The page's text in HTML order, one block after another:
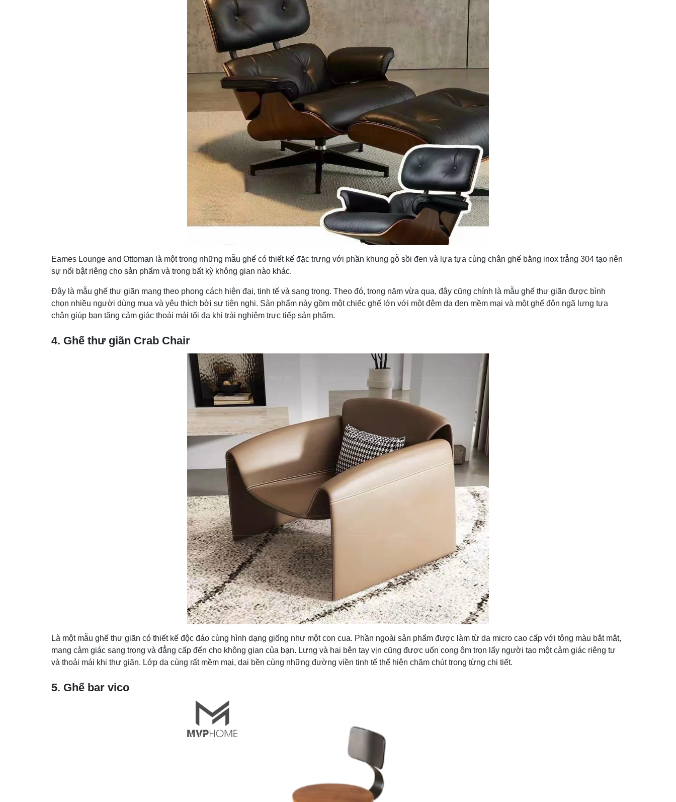
Eames Lounge and Ottoman là một trong những mẫu ghế có thiết kế đặc trưng với phần khung gỗ sồi đen và lựa tựa cùng chân ghế bằng inox trẳng 304 tạo nên
sự nổi bật riêng cho sản phẩm và trong bất kỳ không gian nào khác.
Đây là mẫu ghế thư giãn mang theo phong cách hiện đại, tinh tế và sang trọng. Theo đó, trong năm vừa qua, đây cũng chính là mẫu ghế thư giãn được bình
chọn nhiều người dùng mua và yêu thích bởi sự tiện nghi. Sản phẩm này gồm một chiếc ghế lớn với một đệm da đen mềm mại và một ghế đôn ngã lưng tựa
chân giúp bạn tăng cảm giác thoải mái tối đa khi trải nghiệm trực tiếp sản phẩm.
4. Ghế thư giãn Crab Chair
Là một mẫu ghế thư giãn có thiết kế độc đáo cùng hình dạng giống như một con cua. Phần ngoài sản phẩm được làm từ da micro cao cấp với tông màu bắt mắt,
mang cảm giác sang trọng và đẳng cấp đến cho không gian của bạn. Lưng và hai bên tay vịn cũng được uốn cong ôm trọn lấy người tạo một cảm giác riêng tư
và thoải mái khi thư giãn. Lớp da cùng rất mềm mại, dai bền cùng những đường viền tinh tế thể hiện chăm chút trong từng chi tiết.
5. Ghế bar vico